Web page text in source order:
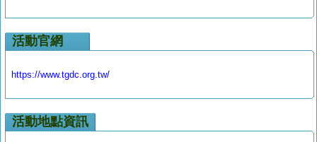
活動官網
https://www.tgdc.org.tw/
活動地點資訊